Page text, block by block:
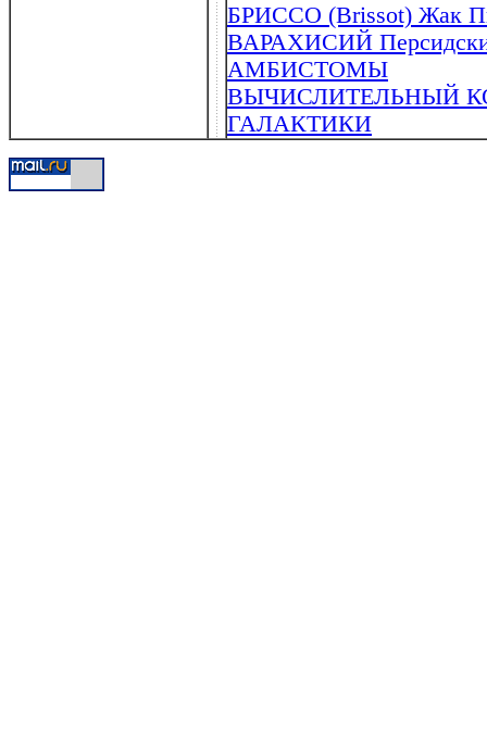
БРИССО (Brissot) Жак
ВАРАХИСИЙ
АМБИСТОМЫ
ВЫЧИСЛИТЕЛЬНЫЙ
ГАЛАКТИКИ